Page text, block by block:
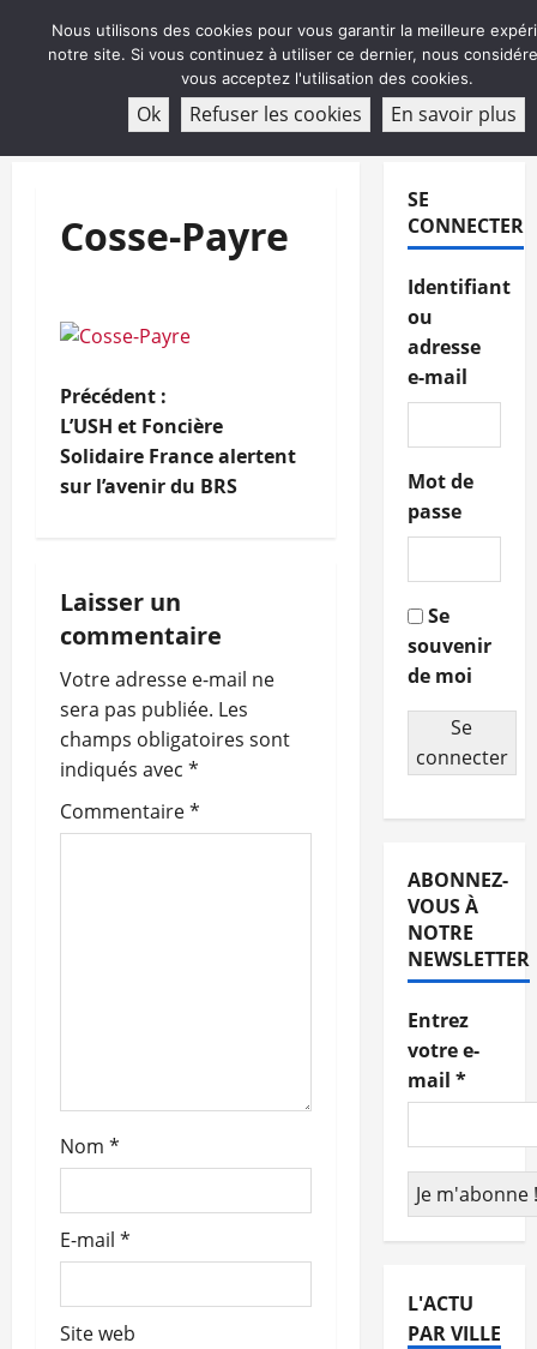
ABONNEMENT
Cosse-Payre
N
a
v
g
a
t
i
o
t
i
c
l
e
Précédent :
L’USH et Foncière
Solidaire France alertent
sur l’avenir du BRS
Laisser un
commentaire
Votre adresse e-mail ne
sera pas publiée. Les
champs obligatoires sont
indiqués avec *
Commentaire*
Nom *
E-mail *
Site web
SE
CONNECTER
Identifiant
ou
adresse
e-mail
Mot de
passe
Se
souvenir
de moi
Se
connecter
ABONNEZ-
VOUS À
NOTRE
NEWSLETTER
Entrez
votre e-
mail *
L'ACTU
PAR VILLE
Nous utilisons des cookies pour vous garantir la meilleure
notre site. Si vous continuez à utiliser ce dernier, nous
vous acceptez l'utilisation des cookies.
Ok Refuser les cookies En savoir plus